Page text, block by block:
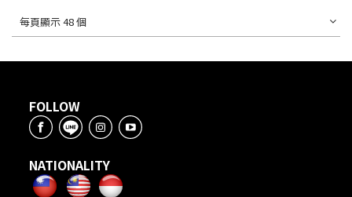
每頁顯示 48 個
FOLLOW
NATIONALITY